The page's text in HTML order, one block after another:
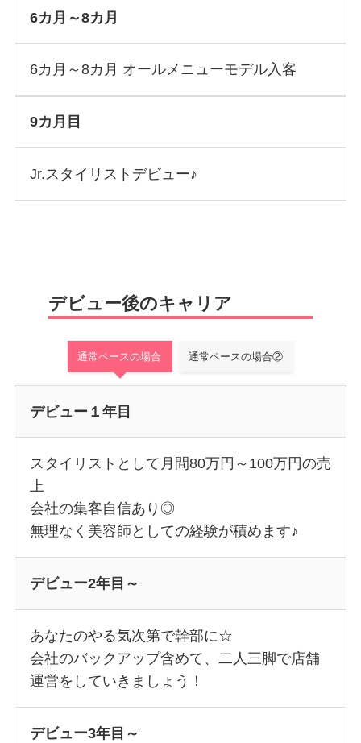
6カ月～8カ月
6カ月～8カ月 オールメニューモデル入客
9カ月目
Jr.スタイリストデビュー♪
デビュー後のキャリア
通常ペースの場合 通常ペースの場合②
デビュー１年目
スタイリストとして月間80万円～100万円の売
上
会社の集客自信あり◎
無理なく美容師としての経験が積めます♪
デビュー2年目～
あなたのやる気次第で幹部に☆
会社のバックアップ含めて、二人三脚で店舗
運営をしていきましょう！
デビュー3年目～